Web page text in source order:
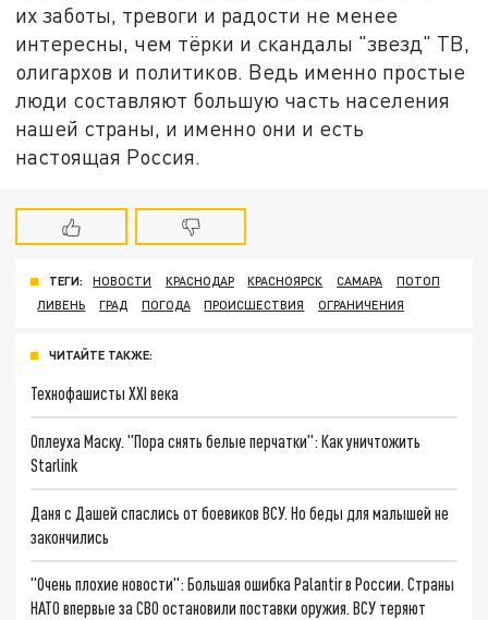
их заботы, тревоги и радости не менее
интересны, чем тёрки и скандалы "звезд" ТВ,
олигархов и политиков. Ведь именно простые
люди составляют большую часть населения
нашей страны, и именно они и есть
настоящая Россия.
ТЕГИ: НОВОСТИ КРАСНОДАР КРАСНОЯРСК САМАРА
ПОТОП
ЛИВЕНЬ
ГРАД ПОГОДА ПРОИСШЕСТВИЯ ОГРАНИЧЕНИЯ
ЧИТАЙТЕ ТАКЖЕ:
Технофашисты XXI века
Оплеуха Маску. "Пора снять белые перчатки": Как уничтожить
Starlink
Даня с Дашей спаслись от боевиков ВСУ. Но беды для малышей не
закончились
"Очень плохие новости": Большая ошибка Palantir в России. Страны
НАТО впервые за СВО остановили поставки оружия. ВСУ теряют